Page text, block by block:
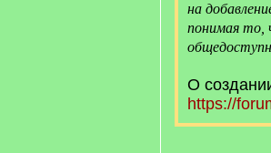
на
понимая то,
О
https://